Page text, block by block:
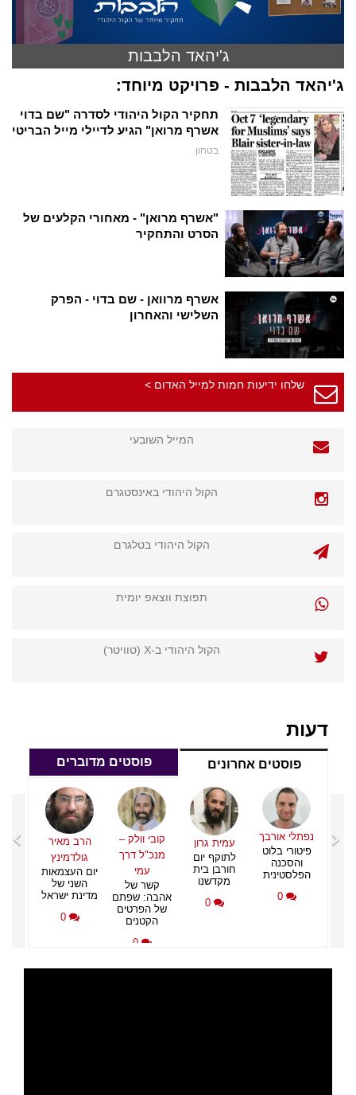
ג'יהאד הלבבות
ג'יהאד הלבבות - פרויקט מיוחד:
תחקיר הקול היהודי לסדרה "שם בדוי
אשרף מרואן" הגיע לדיילי מייל הבריטי
בטחון
"אשרף מרואן" - מאחורי הקלעים של
הסרט והתחקיר
אשרף מרוואן - שם בדוי - הפרק
השלישי והאחרון
שלחו ידיעות חמות למייל האדום >
המייל השובעי
הקול היהודי באינסטגרם
הקול היהודי בטלגרם
תפוצת ווצאפ יומית
הקול היהודי ב-X (טוויטר)
דעות
פוסטים אחרונים פוסטים מדוברים
נפתלי אורבך
פיטורי בלוט
והסכנה
הפלסטינית
0
עמית גרון
לתוקף יום
חורבן בית
מקדשנו
0
קובי וולק –
מנכ"ל דרך
עמי
קשר של
אהבה: שפתם
של הפרטים
הקטנים
0
הרב מאיר
גולדמינץ
יום העצמאות
השני של
מדינת ישראל
0